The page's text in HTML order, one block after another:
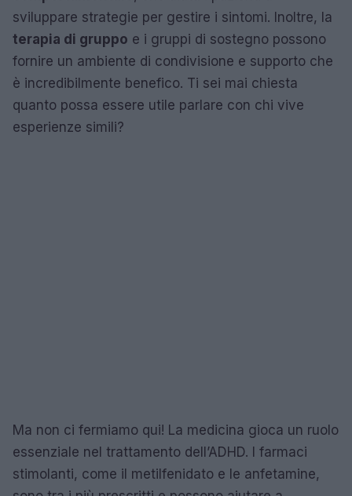
sviluppare strategie per gestire i sintomi. Inoltre, la
terapia di gruppo e i gruppi di sostegno possono
fornire un ambiente di condivisione e supporto che
è incredibilmente benefico. Ti sei mai chiesta
quanto possa essere utile parlare con chi vive
esperienze simili?
Ma non ci fermiamo qui! La medicina gioca un ruolo
essenziale nel trattamento dell’ADHD. I farmaci
stimolanti, come il metilfenidato e le anfetamine,